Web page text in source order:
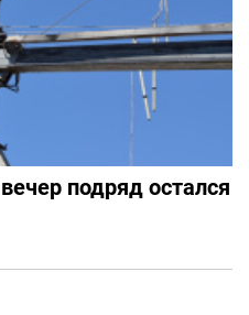
подряд остался